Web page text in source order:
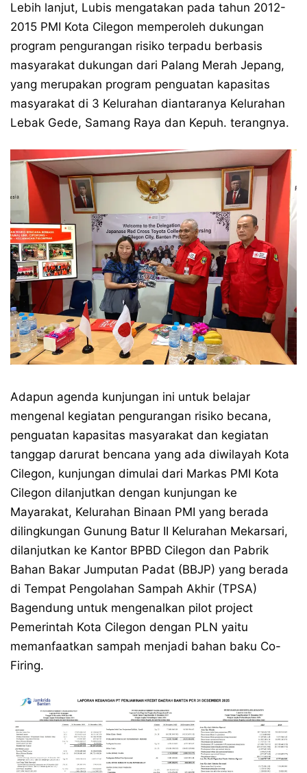
Lebih lanjut, Lubis mengatakan pada tahun 2012-
2015 PMI Kota Cilegon memperoleh dukungan
program pengurangan risiko terpadu berbasis
masyarakat dukungan dari Palang Merah Jepang,
yang merupakan program penguatan kapasitas
masyarakat di 3 Kelurahan diantaranya Kelurahan
Lebak Gede, Samang Raya dan Kepuh. terangnya.
Adapun agenda kunjungan ini untuk belajar
mengenal kegiatan pengurangan risiko becana,
penguatan kapasitas masyarakat dan kegiatan
tanggap darurat bencana yang ada diwilayah Kota
Cilegon, kunjungan dimulai dari Markas PMI Kota
Cilegon dilanjutkan dengan kunjungan ke
Mayarakat, Kelurahan Binaan PMI yang berada
dilingkungan Gunung Batur II Kelurahan Mekarsari,
dilanjutkan ke Kantor BPBD Cilegon dan Pabrik
Bahan Bakar Jumputan Padat (BBJP) yang berada
di Tempat Pengolahan Sampah Akhir (TPSA)
Bagendung untuk mengenalkan pilot project
Pemerintah Kota Cilegon dengan PLN yaitu
memanfaatkan sampah menjadi bahan baku Co-
Firing.